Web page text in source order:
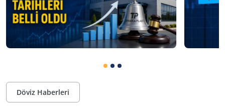
Döviz Haberleri